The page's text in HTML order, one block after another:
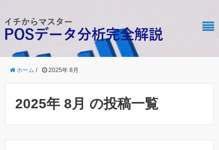
ホーム / 2025年 8月
2025年 8月 の投稿一覧